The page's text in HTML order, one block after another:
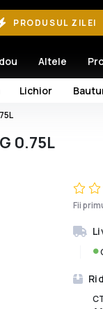
PRODUSUL ZILEI
Lichior
Altele
0.75L
Fii